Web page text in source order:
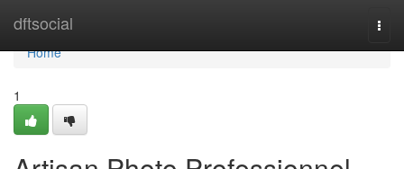
dftsocial
Home
Home
1